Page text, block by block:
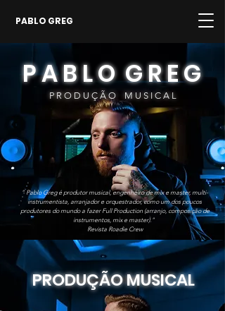
PABLO GREG
P A B L O G R E G
P R O D U Ç Ã O M U S I C A L
" Pablo Greg é produtor musical, engenheiro de mix e master, multi-
instrumentista, arranjador e orquestrador, como um dos poucos
produtores do mundo a fazer Full Production (arranjo, composição de
instrumentos, mix e master)."
Revista Roadie Crew
PRODUÇÃO MUSICAL